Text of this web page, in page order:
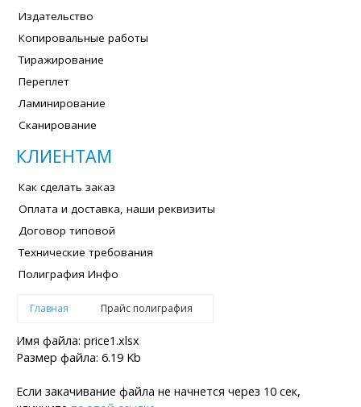
Издательство
Копировальные работы
Тиражирование
Переплет
Ламинирование
Сканирование
КЛИЕНТАМ
Как сделать заказ
Оплата и доставка, наши реквизиты
Договор типовой
Технические требования
Полиграфия Инфо
Главная Прайс полиграфия
Имя файла: price1.xlsx
Размер файла: 6.19 Kb
Если закачивание файла не начнется через 10 сек,